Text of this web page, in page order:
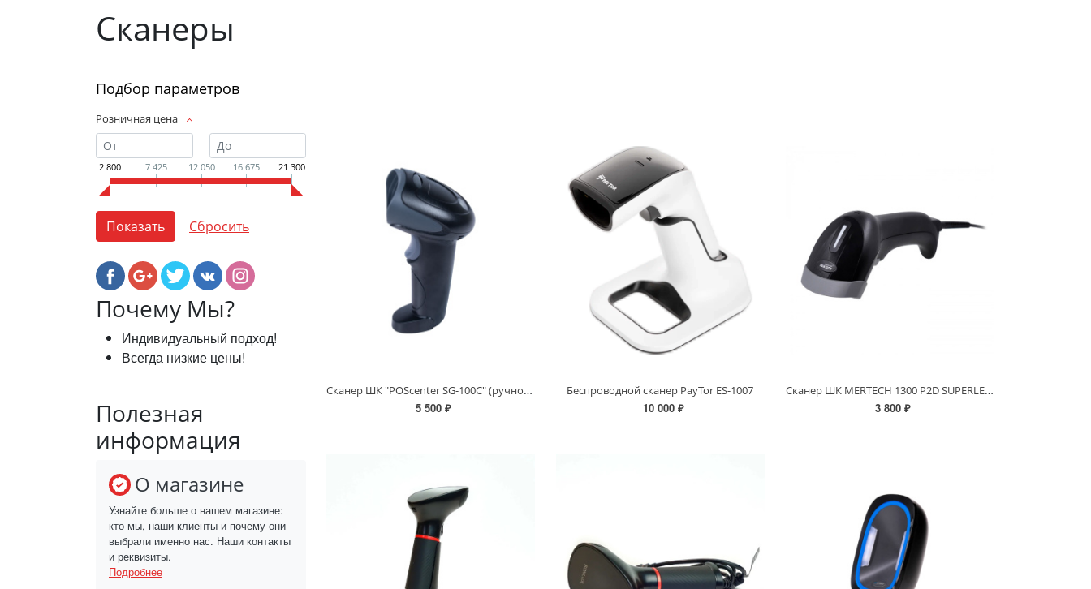
Сканеры
Подбор параметров
Розничная цена
2 800 7 425 12 050 16 675 21 300
Почему Мы?
Индивидуальный подход!
Всегда низкие цены!
Полезная
информация
О магазине
Узнайте больше о нашем магазине:
кто мы, наши клиенты и почему они
выбрали именно нас. Наши контакты
и реквизиты.
Подробнее
Сканер ШК "POScenter SG-100C" (ручной, черный, USB, кабель 0,2 м)
5 500 ₽
Беспроводной сканер PayTor ES-1007
10 000 ₽
Сканер ШК MERTECH 1300 P2D SUPERLEAD
3 800 ₽